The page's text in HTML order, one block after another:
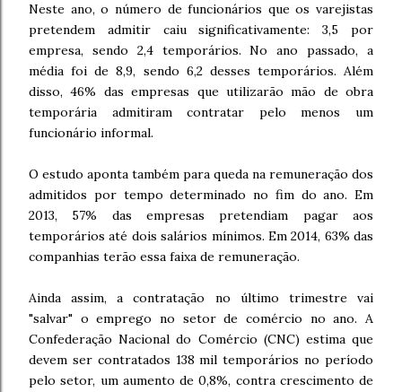
Neste ano, o número de funcionários que os varejistas
pretendem admitir caiu significativamente: 3,5 por
empresa, sendo 2,4 temporários. No ano passado, a
média foi de 8,9, sendo 6,2 desses temporários. Além
disso, 46% das empresas que utilizarão mão de obra
temporária admitiram contratar pelo menos um
funcionário informal.
O estudo aponta também para queda na remuneração dos
admitidos por tempo determinado no fim do ano. Em
2013, 57% das empresas pretendiam pagar aos
temporários até dois salários mínimos. Em 2014, 63% das
companhias terão essa faixa de remuneração.
Ainda assim, a contratação no último trimestre vai
"salvar" o emprego no setor de comércio no ano. A
Confederação Nacional do Comércio (CNC) estima que
devem ser contratados 138 mil temporários no período
pelo setor, um aumento de 0,8%, contra crescimento de